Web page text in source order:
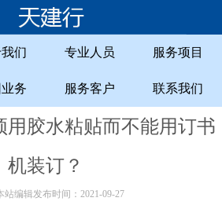
们 专业人员 服务项目
务 服务客户 联系我们
用胶水粘贴而不能用订书
机装订？
站编辑发布时间：2021-09-27